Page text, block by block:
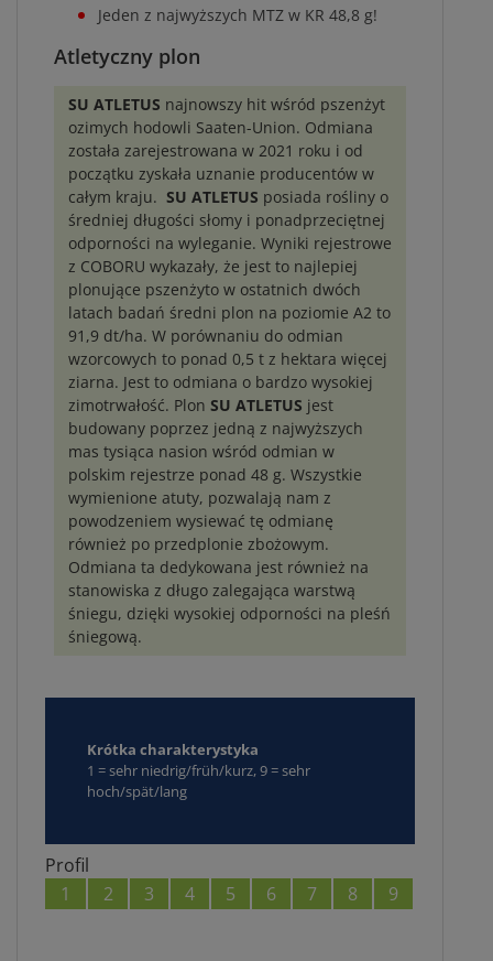
Jeden z najwyższych MTZ w KR 48,8 g!
Atletyczny plon
SU ATLETUS najnowszy hit wśród pszenżyt
ozimych hodowli Saaten-Union. Odmiana
została zarejestrowana w 2021 roku i od
początku zyskała uznanie producentów w
całym kraju. SU ATLETUS posiada rośliny o
średniej długości słomy i ponadprzeciętnej
odporności na wyleganie. Wyniki rejestrowe
z COBORU wykazały, że jest to najlepiej
plonujące pszenżyto w ostatnich dwóch
latach badań średni plon na poziomie A2 to
91,9 dt/ha. W porównaniu do odmian
wzorcowych to ponad 0,5 t z hektara więcej
ziarna. Jest to odmiana o bardzo wysokiej
zimotrwałość. Plon SU ATLETUS jest
budowany poprzez jedną z najwyższych
mas tysiąca nasion wśród odmian w
polskim rejestrze ponad 48 g. Wszystkie
wymienione atuty, pozwalają nam z
powodzeniem wysiewać tę odmianę
również po przedplonie zbożowym.
Odmiana ta dedykowana jest również na
stanowiska z długo zalegająca warstwą
śniegu, dzięki wysokiej odporności na pleśń
śniegową.
Krótka charakterystyka
1 = sehr niedrig/früh/kurz, 9 = sehr
hoch/spät/lang
Profil
1
2 3 4 5 6 7 8 9